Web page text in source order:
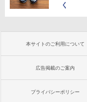
く
本サイトのご利用について
広告掲載のご案内
プライバシーポリシー